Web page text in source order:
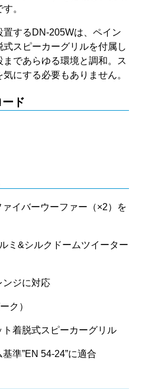
。
するDN-205Wは、ペイン
式スピーカーグリルを付属し
であらゆる環境と調和。ス
にする必要もありません。
ド
イバーウーファー（×2）を
ミ&シルクドームツイーター
ンジに対応
ク）
着脱式スピーカーグリル
準”EN 54-24”に適合